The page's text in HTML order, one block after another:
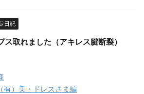
日記
ス取れました（アキレス腱断裂）
有）美・ドレスさま編